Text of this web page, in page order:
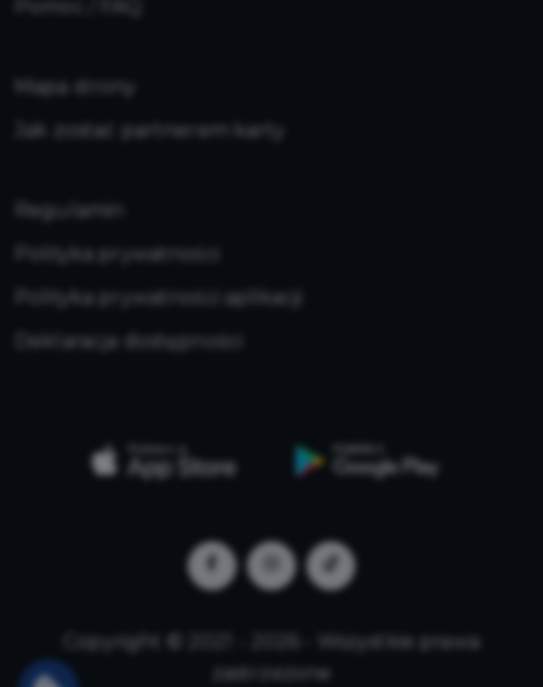
Mapa strony
Jak zostać partnerem karty
Regulamin
Polityka prywatności
Polityka prywatności aplikacji
Deklaracja dostępności
Copyright © 2021 - 2026 - Wszystkie prawa
zastrzeżone